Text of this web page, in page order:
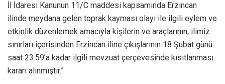
İl İdaresi Kanunun 11/C maddesi kapsamında Erzincan
ilinde meydana gelen toprak kayması olayı ile ilgili eylem ve
etkinlik düzenlemek amacıyla kişilerin ve araçlarının, ilimiz
sınırları içerisinden Erzincan iline çıkışlarının 18 Şubat günü
saat 23.59’a kadar ilgili mevzuat çerçevesinde kısıtlanması
kararı alınmıştır.”